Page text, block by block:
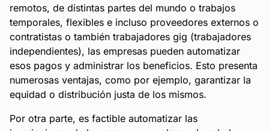
remotos, de distintas partes del mundo o trabajos
temporales, flexibles e incluso proveedores externos o
contratistas o también trabajadores gig (trabajadores
independientes), las empresas pueden automatizar
esos pagos y administrar los beneficios. Esto presenta
numerosas ventajas, como por ejemplo, garantizar la
equidad o distribución justa de los mismos.
Por otra parte, es factible automatizar las